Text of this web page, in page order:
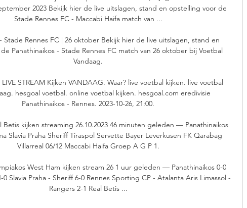
2023 Bekijk hier de live uitslagen, stand en opstelling voor de
Stade Rennes FC - Maccabi Haifa match van ...
Stade Rennes FC | 26 oktober Bekijk hier de live uitslagen, stand en
Panathinaikos - Stade Rennes FC match van 26 oktober bij Voetbal
Vandaag.
STREAM Kijken VANDAAG. Waar? live voetbal kijken. live voetbal
hesgoal voetbal. online voetbal kijken. hesgoal.com eredivisie
Panathinaikos - Rennes. 2023-10-26, 21:00.
Betis kijken streaming 26.10.2023 46 minuten geleden — Panathinaikos
Slavia Praha Sheriff Tiraspol Servette Bayer Leverkusen FK Qarabag
Villarreal 06/12 Maccabi Haifa Groep A G P 1.
West Ham kijken stream 26 1 uur geleden — Panathinaikos 0-0
0 Slavia Praha - Sheriff 6-0 Rennes Sporting CP - Atalanta Aris Limassol -
Rangers 2-1 Real Betis ...